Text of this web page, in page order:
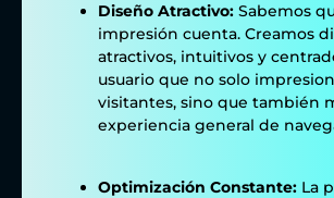
Diseño Atractivo: Sabemos
impresión cuenta. Creamos
atractivos, intuitivos y
usuario que no solo
visitantes, sino que también
experiencia general de
Optimización Constante: La